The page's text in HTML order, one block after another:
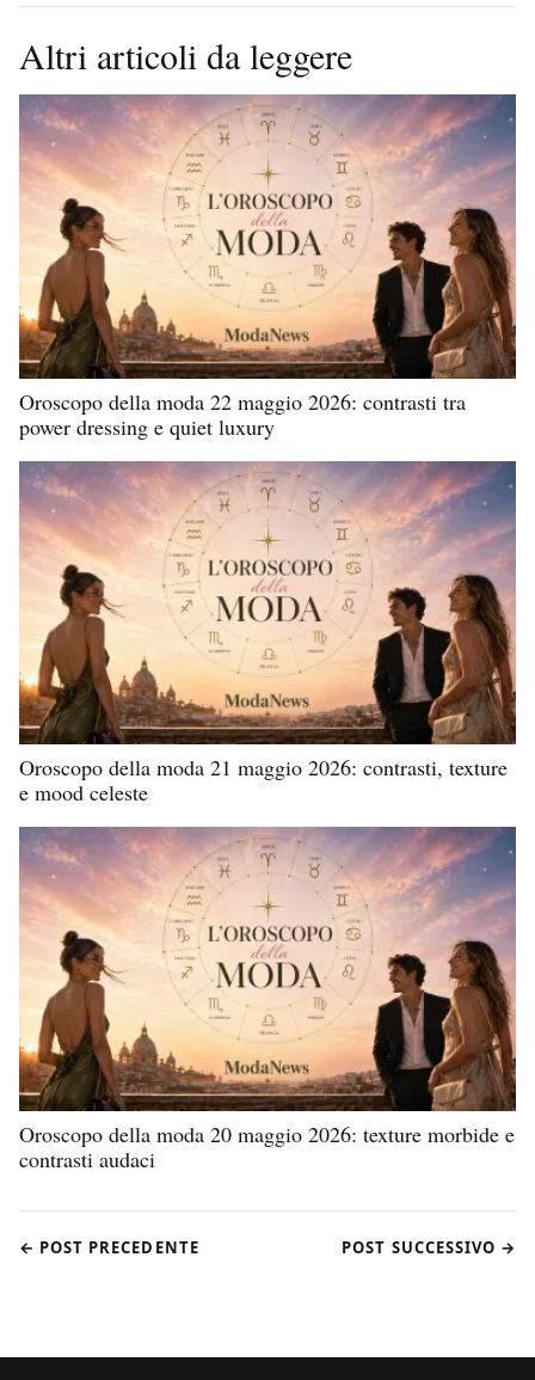
Altri articoli da leggere
Oroscopo della moda 22 maggio 2026: contrasti tra
power dressing e quiet luxury
Oroscopo della moda 21 maggio 2026: contrasti, texture
e mood celeste
Oroscopo della moda 20 maggio 2026: texture morbide e
contrasti audaci
← POST PRECEDENTE POST SUCCESSIVO →